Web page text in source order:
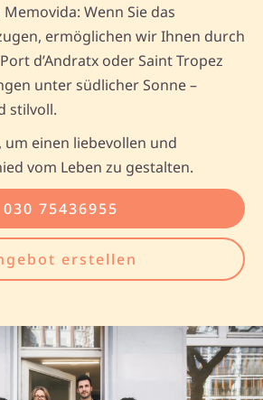
Wenn Sie das
ermöglichen wir Ihnen durch
d’Andratx oder Saint Tropez
unter südlicher Sonne –
stilvoll.
um einen liebevollen und
vom Leben zu gestalten.
030 75436955
erstellen